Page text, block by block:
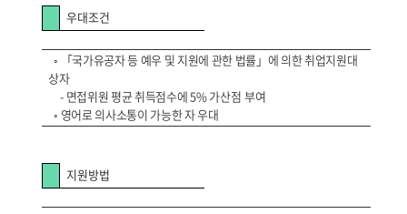
우대조건
◦
「국가유공자 등 예우 및 지원에 관한 법률」에 의한 취업지원대
상자
- 면접위원 평균 취득점수에 5%가산점 부여
◦ 영어로 의사소통이 가능한 자 우대
지원방법